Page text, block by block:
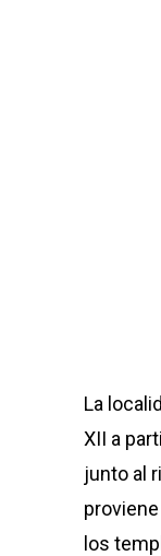
La
XII a
junto al
los